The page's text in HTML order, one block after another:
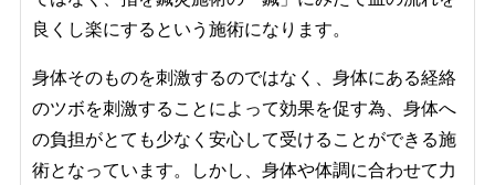
良くし楽にするという施術になります。
身体そのものを刺激するのではなく、身体にある経絡
のツボを刺激することによって効果を促す為、身体へ
の負担がとても少なく安心して受けることができる施
術となっています。しかし、身体や体調に合わせて力